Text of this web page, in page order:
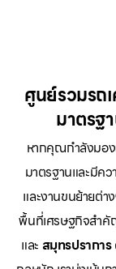
ศูนย์รวมรถ
มาตรฐ
หากคุณกำลังมอ
มาตรฐานและมีค
และงานขนย้ายต่า
พื้นที่เศรษฐกิจสำคั
และ สมุทรปราการ